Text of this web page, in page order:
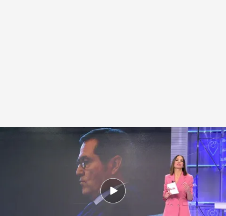
'Cuatro al día' repasa las declaraciones de Antonio Garamendi, presidente
Cuatro al día
15 FEB 2023 - 20:14h.
Ana Terradillos contesta al presidente de la